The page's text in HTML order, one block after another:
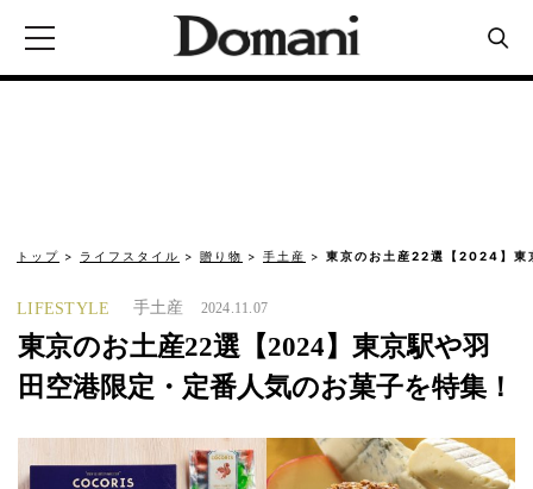
トップ ライフスタイル 贈り物 手土産 東京のお土産22選【2024】東
LIFESTYLE 手土産 2024.11.07
東京のお土産22選【2024】東京駅や羽
田空港限定・定番人気のお菓子を特集！